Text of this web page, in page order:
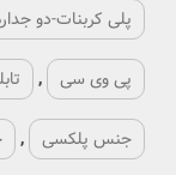
پلی کربنات-دو
پی وی سی ,
جنس پلکسی ,